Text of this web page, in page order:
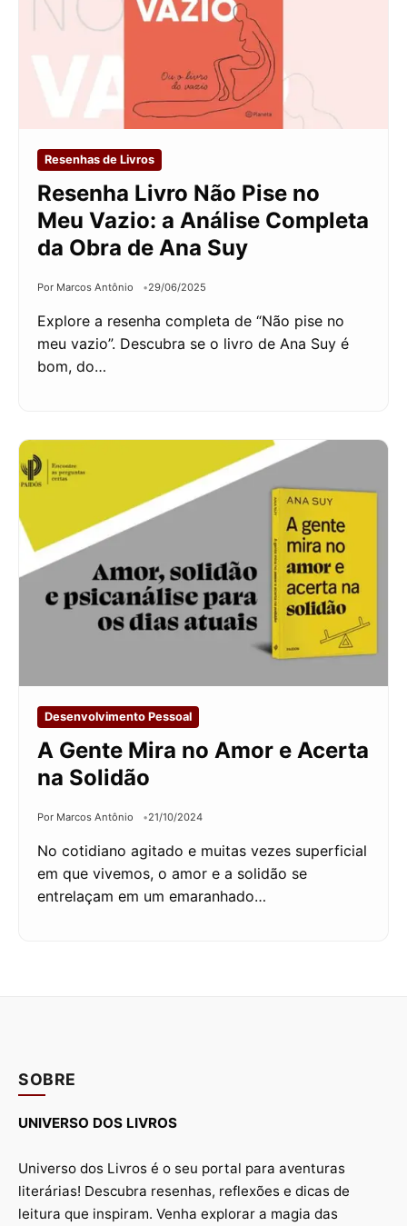
Resenhas de Livros
Resenha Livro Não Pise no
Meu Vazio: a Análise Completa
da Obra de Ana Suy
Por Marcos Antônio 29/06/2025
Explore a resenha completa de “Não pise no
meu vazio”. Descubra se o livro de Ana Suy é
bom, do…
Desenvolvimento Pessoal
A Gente Mira no Amor e Acerta
na Solidão
Por Marcos Antônio 21/10/2024
No cotidiano agitado e muitas vezes superficial
em que vivemos, o amor e a solidão se
entrelaçam em um emaranhado…
SOBRE
UNIVERSO DOS LIVROS
Universo dos Livros é o seu portal para aventuras
literárias! Descubra resenhas, reflexões e dicas de
leitura que inspiram. Venha explorar a magia das